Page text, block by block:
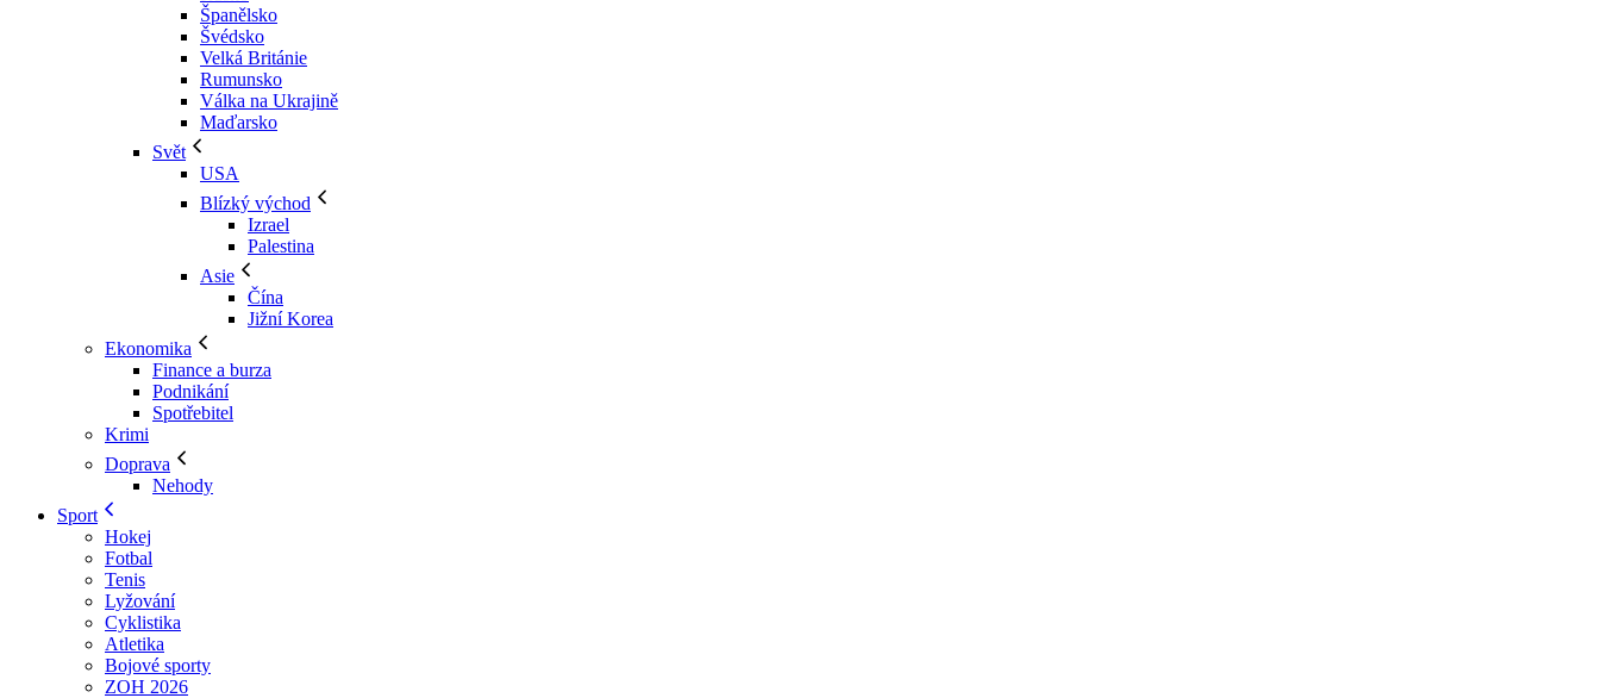
Španělsko
Švédsko
Velká Británie
Rumunsko
Válka na Ukrajině
Maďarsko
Svět
USA
Blízký východ
Izrael
Palestina
Asie
Čína
Jižní Korea
Ekonomika
Finance a burza
Podnikání
Spotřebitel
Krimi
Doprava
Nehody
Sport
Hokej
Fotbal
Tenis
Lyžování
Cyklistika
Atletika
Bojové sporty
ZOH 2026